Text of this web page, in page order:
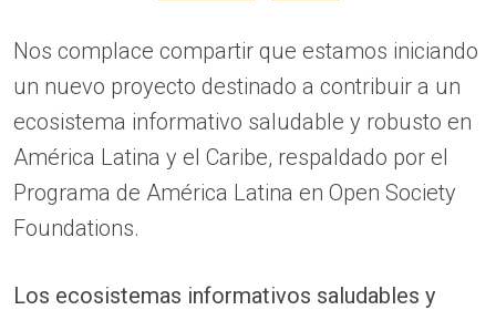
Nos complace compartir que estamos iniciando
un nuevo proyecto destinado a contribuir a un
ecosistema informativo saludable y robusto en
América Latina y el Caribe, respaldado por el
Programa de América Latina en Open Society
Foundations.
Los ecosistemas informativos saludables y